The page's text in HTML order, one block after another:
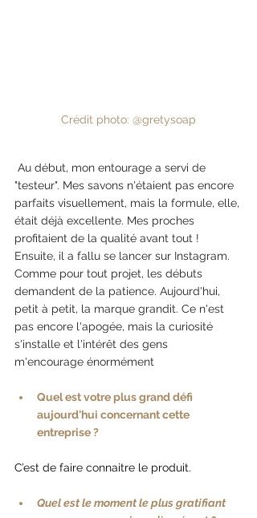
Crédit photo: @gretysoap
Au début, mon entourage a servi de
"testeur". Mes savons n'étaient pas encore
parfaits visuellement, mais la formule, elle,
était déjà excellente. Mes proches
profitaient de la qualité avant tout !
Ensuite, il a fallu se lancer sur Instagram.
Comme pour tout projet, les débuts
demandent de la patience. Aujourd'hui,
petit à petit, la marque grandit. Ce n'est
pas encore l'apogée, mais la curiosité
s'installe et l'intérêt des gens
m'encourage énormément
Quel est votre plus grand défi
aujourd'hui concernant cette
entreprise ?
C’est de faire connaitre le produit.
Quel est le moment le plus gratifiant